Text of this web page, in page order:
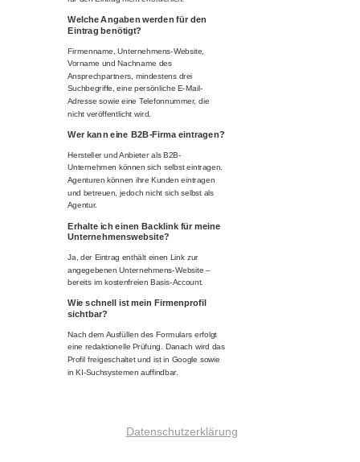
Datenschutzerklärung
Welche Angaben werden für den
Eintrag benötigt?
Firmenname, Unternehmens-Website,
Vorname und Nachname des
Ansprechpartners, mindestens drei
Suchbegriffe, eine persönliche E-Mail-
Adresse sowie eine Telefonnummer, die
nicht veröffentlicht wird.
Wer kann eine B2B-Firma eintragen?
Hersteller und Anbieter als B2B-
Unternehmen können sich selbst eintragen.
Agenturen können ihre Kunden eintragen
und betreuen, jedoch nicht sich selbst als
Agentur.
Erhalte ich einen Backlink für meine
Unternehmenswebsite?
Ja, der Eintrag enthält einen Link zur
angegebenen Unternehmens-Website –
bereits im kostenfreien Basis-Account.
Wie schnell ist mein Firmenprofil
sichtbar?
Nach dem Ausfüllen des Formulars erfolgt
eine redaktionelle Prüfung. Danach wird das
Profil freigeschaltet und ist in Google sowie
in KI-Suchsystemen auffindbar.